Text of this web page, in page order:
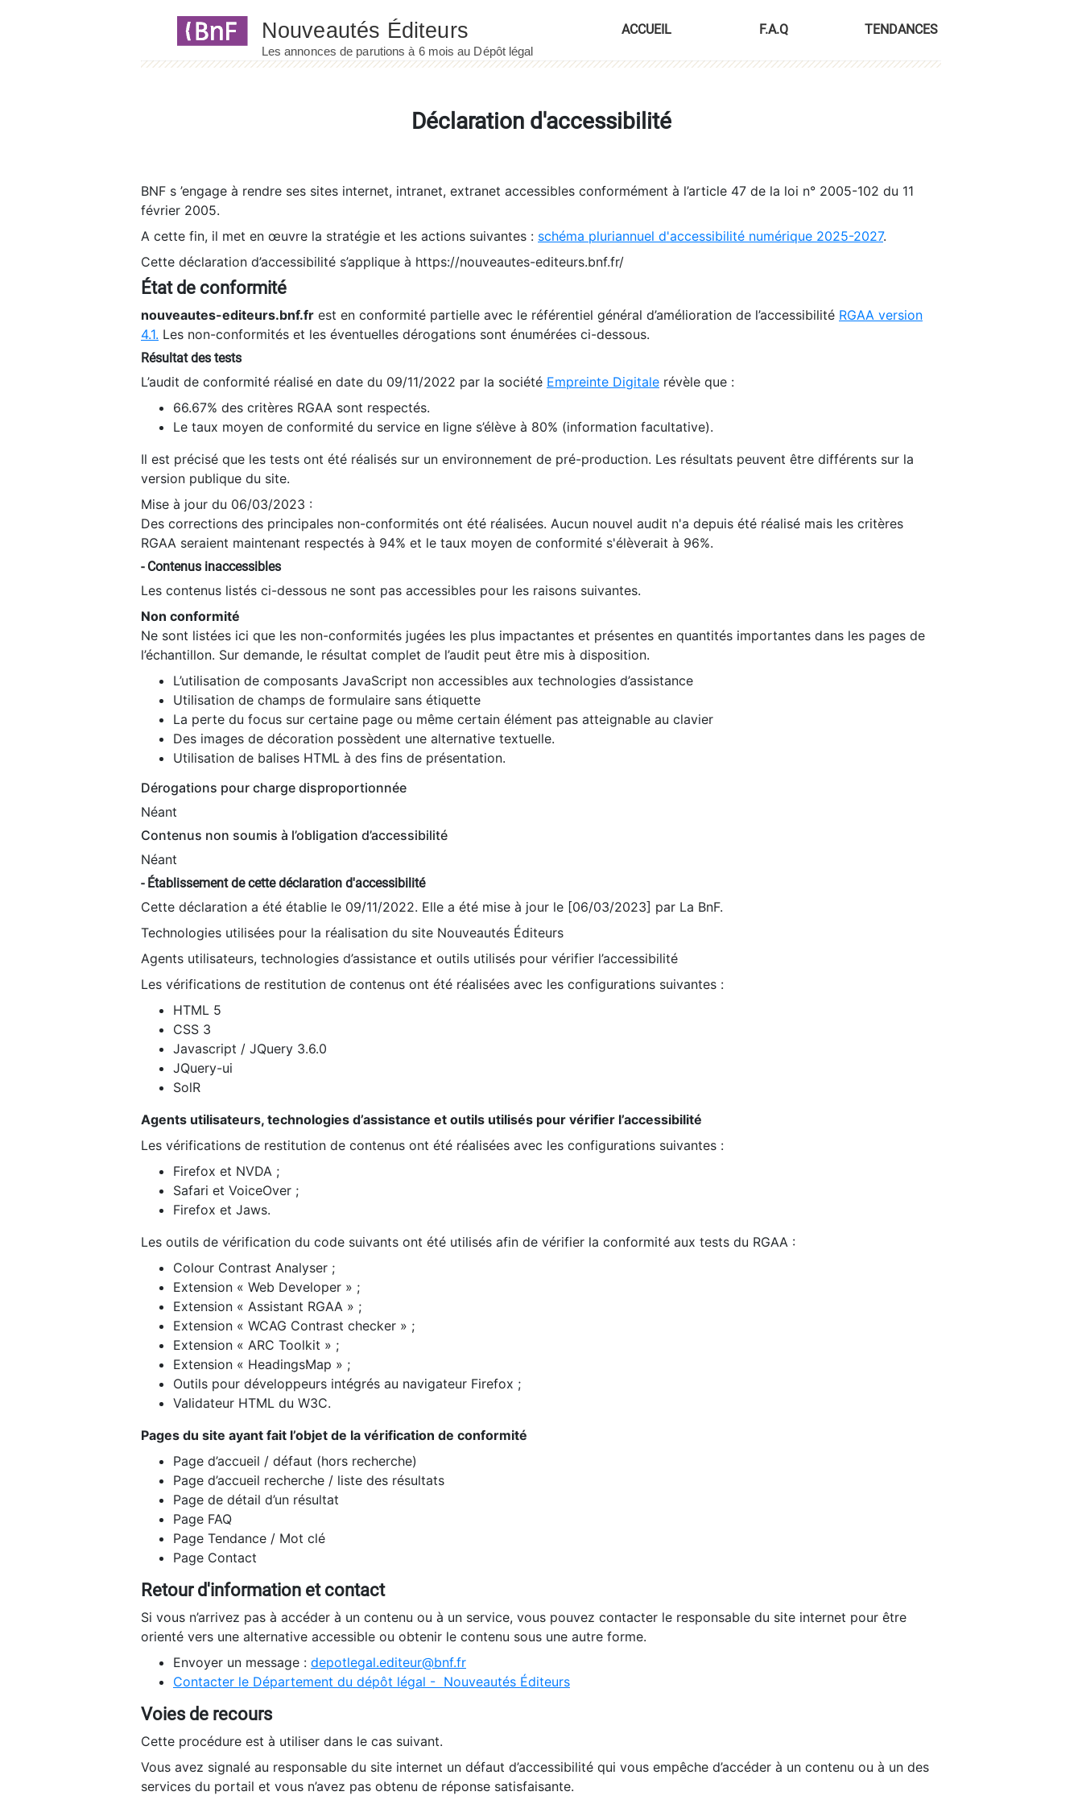
ACCUEIL F.A.Q TENDANCES
Déclaration d'accessibilité
BNF s ’engage à rendre ses sites internet, intranet, extranet accessibles conformément à l’article 47 de la loi n° 2005-102 du 11
février 2005.
A cette fin, il met en œuvre la stratégie et les actions suivantes : schéma pluriannuel d'accessibilité numérique 2025-2027.
Cette déclaration d’accessibilité s’applique à https://nouveautes-editeurs.bnf.fr/
État de conformité
nouveautes-editeurs.bnf.fr est en conformité partielle avec le référentiel général d’amélioration de l’accessibilité RGAA version
4.1. Les non-conformités et les éventuelles dérogations sont énumérées ci-dessous.
Résultat des tests
L’audit de conformité réalisé en date du 09/11/2022 par la société Empreinte Digitale révèle que :
66.67% des critères RGAA sont respectés.
Le taux moyen de conformité du service en ligne s’élève à 80% (information facultative).
Il est précisé que les tests ont été réalisés sur un environnement de pré-production. Les résultats peuvent être différents sur la
version publique du site.
Mise à jour du 06/03/2023 :
Des corrections des principales non-conformités ont été réalisées. Aucun nouvel audit n'a depuis été réalisé mais les critères
RGAA seraient maintenant respectés à 94% et le taux moyen de conformité s'élèverait à 96%.
- Contenus inaccessibles
Les contenus listés ci-dessous ne sont pas accessibles pour les raisons suivantes.
Non conformité
Ne sont listées ici que les non-conformités jugées les plus impactantes et présentes en quantités importantes dans les pages de
l’échantillon. Sur demande, le résultat complet de l’audit peut être mis à disposition.
L’utilisation de composants JavaScript non accessibles aux technologies d’assistance
Utilisation de champs de formulaire sans étiquette
La perte du focus sur certaine page ou même certain élément pas atteignable au clavier
Des images de décoration possèdent une alternative textuelle.
Utilisation de balises HTML à des fins de présentation.
Dérogations pour charge disproportionnée
Néant
Contenus non soumis à l’obligation d’accessibilité
Néant
- Établissement de cette déclaration d'accessibilité
Cette déclaration a été établie le 09/11/2022. Elle a été mise à jour le [06/03/2023] par La BnF.
Technologies utilisées pour la réalisation du site Nouveautés Éditeurs
Agents utilisateurs, technologies d’assistance et outils utilisés pour vérifier l’accessibilité
Les vérifications de restitution de contenus ont été réalisées avec les configurations suivantes :
HTML 5
CSS 3
Javascript / JQuery 3.6.0
JQuery-ui
SolR
Agents utilisateurs, technologies d’assistance et outils utilisés pour vérifier l’accessibilité
Les vérifications de restitution de contenus ont été réalisées avec les configurations suivantes :
Firefox et NVDA ;
Safari et VoiceOver ;
Firefox et Jaws.
Les outils de vérification du code suivants ont été utilisés afin de vérifier la conformité aux tests du RGAA :
Colour Contrast Analyser ;
Extension « Web Developer » ;
Extension « Assistant RGAA » ;
Extension « WCAG Contrast checker » ;
Extension « ARC Toolkit » ;
Extension « HeadingsMap » ;
Outils pour développeurs intégrés au navigateur Firefox ;
Validateur HTML du W3C.
Pages du site ayant fait l’objet de la vérification de conformité
Page d’accueil / défaut (hors recherche)
Page d’accueil recherche / liste des résultats
Page de détail d’un résultat
Page FAQ
Page Tendance / Mot clé
Page Contact
Retour d'information et contact
Si vous n’arrivez pas à accéder à un contenu ou à un service, vous pouvez contacter le responsable du site internet pour être
orienté vers une alternative accessible ou obtenir le contenu sous une autre forme.
Envoyer un message : depotlegal.editeur@bnf.fr
Contacter le Département du dépôt légal - Nouveautés Éditeurs
Voies de recours
Cette procédure est à utiliser dans le cas suivant.
Vous avez signalé au responsable du site internet un défaut d’accessibilité qui vous empêche d’accéder à un contenu ou à un des
services du portail et vous n’avez pas obtenu de réponse satisfaisante.